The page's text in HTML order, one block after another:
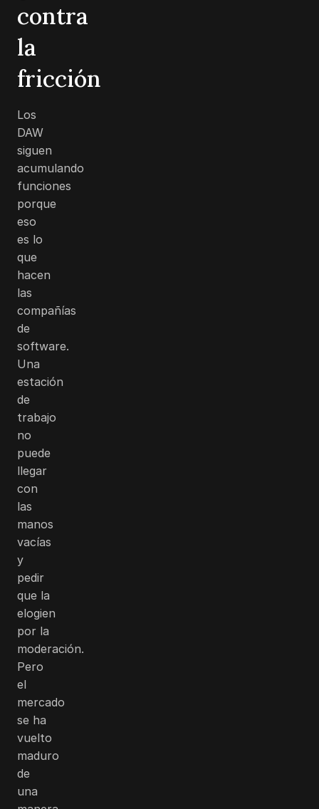
contra
la
fricción
Los
DAW
siguen
acumulando
funciones
porque
eso
es lo
que
hacen
las
compañías
de
software.
Una
estación
de
trabajo
no
puede
llegar
con
las
manos
vacías
y
pedir
que la
elogien
por la
moderación.
Pero
el
mercado
se ha
vuelto
maduro
de
una